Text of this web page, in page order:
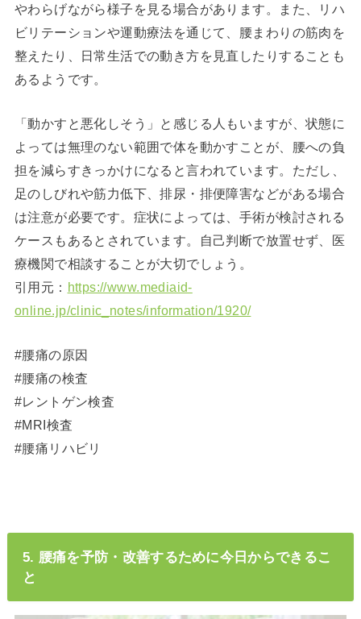
やわらげながら様子を見る場合があります。また、リハ
ビリテーションや運動療法を通じて、腰まわりの筋肉を
整えたり、日常生活での動き方を見直したりすることも
あるようです。
「動かすと悪化しそう」と感じる人もいますが、状態に
よっては無理のない範囲で体を動かすことが、腰への負
担を減らすきっかけになると言われています。ただし、
足のしびれや筋力低下、排尿・排便障害などがある場合
は注意が必要です。症状によっては、手術が検討される
ケースもあるとされています。自己判断で放置せず、医
療機関で相談することが大切でしょう。
引用元： https://www.mediaid-
online.jp/clinic_notes/information/1920/
#腰痛の原因
#腰痛の検査
#レントゲン検査
#MRI検査
#腰痛リハビリ
5. 腰痛を予防・改善するために今日からできるこ
と